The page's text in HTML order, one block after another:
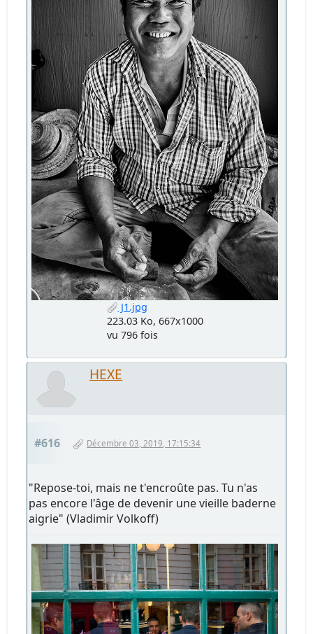
J1.jpg
223.03 Ko, 667x1000
vu 796 fois
HEXE
#616 Décembre 03, 2019, 17:15:34
"Repose-toi, mais ne t'encroûte pas. Tu n'as
pas encore l'âge de devenir une vieille baderne
aigrie" (Vladimir Volkoff)